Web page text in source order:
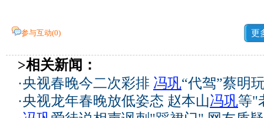
参与互动(0) 更
>相关新闻：
·央视春晚今二次彩排 冯巩“代驾”蔡明
·央视龙年春晚放低姿态 赵本山冯巩等"